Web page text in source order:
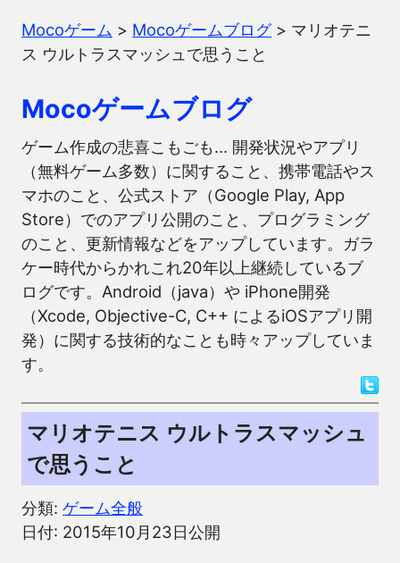
Mocoゲーム > Mocoゲームブログ> マリオテニ
ス ウルトラスマッシュで思うこと
Mocoゲームブログ
ゲーム作成の悲喜こもごも… 開発状況やアプリ
（無料ゲーム多数）に関すること、携帯電話やス
マホのこと、公式ストア（Google Play, App
Store）でのアプリ公開のこと、プログラミング
のこと、更新情報などをアップしています。ガラ
ケー時代からかれこれ20年以上継続しているブ
ログです。Android（java）や iPhone開発
（Xcode, Objective-C, C++ によるiOSアプリ開
発）に関する技術的なことも時々アップしていま
す。
マリオテニス ウルトラスマッシュ
で思うこと
分類: ゲーム全般
日付: 2015年10月23日公開